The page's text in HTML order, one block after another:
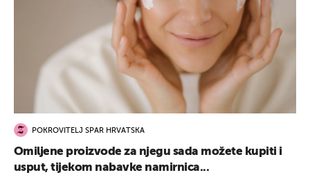
POKROVITELJ SPAR HRVATSKA
Omiljene proizvode za njegu sada možete kupiti i
usput, tijekom nabavke namirnica...